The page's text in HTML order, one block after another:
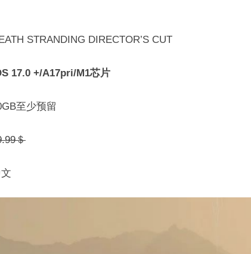
STRANDING DIRECTOR’S CUT
17.0 +/A17pri/M1芯片
至少预留
＄